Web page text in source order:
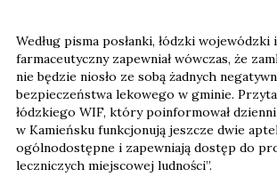
Według pisma posłanki, łódzki
farmaceutyczny zapewniał wówczas, że
nie będzie niosło ze sobą żadnych
bezpieczeństwa lekowego w gminie.
łódzkiego WIF, który poinformował
w Kamieńsku funkcjonują jeszcze dwie
ogólnodostępne i zapewniają dostęp do
leczniczych miejscowej ludności”.